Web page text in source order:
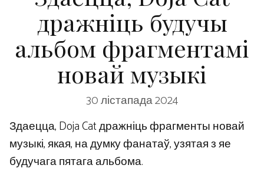
дражніць будучы
альбом фрагментамі
новай музыкі
30 лістапада 2024
Здаецца, Doja Cat дражніць фрагменты новай
музыкі, якая, на думку фанатаў, узятая з яе
будучага пятага альбома.